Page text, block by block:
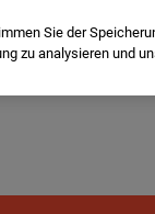
Sie der
zu analysieren und